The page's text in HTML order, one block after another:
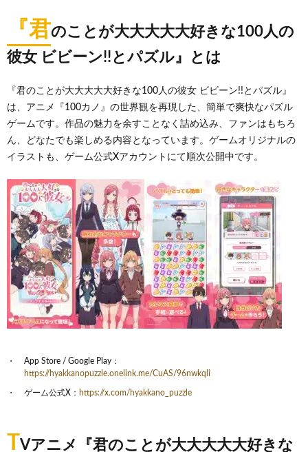
『君のことが大大大大大好きな100人の
彼女 ビビーン!!とパズル』とは
『君のことが大大大大大好きな100人の彼女 ビビーン!!とパズル』
は、アニメ『100カノ』の世界観を再現した、簡単で爽快なパズル
ゲームです。作品の魅力を余すことなく詰め込み、ファンはもちろ
ん、どなたでも楽しめる内容となっています。ゲームオリジナルの
イラストも、ゲーム公式Xアカウントにて順次公開中です。
App Store / Google Play：
https://hyakkanopuzzle.onelink.me/CuAS/96nwkqli
ゲーム公式X： https://x.com/hyakkano_puzzle
TVアニメ『君のことが大大大大大好きな